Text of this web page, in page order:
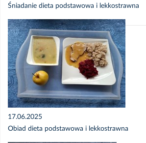
Śniadanie dieta podstawowa i lekkostrawna
17.06.2025
Obiad dieta podstawowa i lekkostrawna